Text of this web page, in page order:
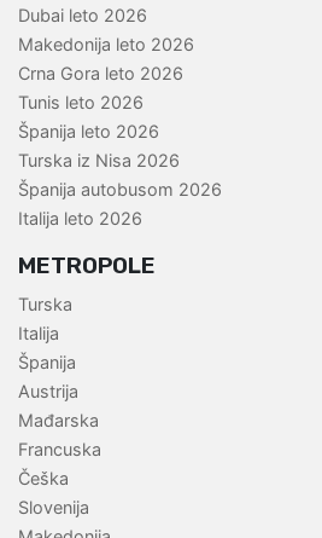
Dubai leto 2026
Makedonija leto 2026
Crna Gora leto 2026
Tunis leto 2026
Španija leto 2026
Turska iz Nisa 2026
Španija autobusom 2026
Italija leto 2026
METROPOLE
Turska
Italija
Španija
Austrija
Mađarska
Francuska
Češka
Slovenija